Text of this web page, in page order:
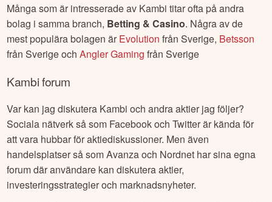
Många som är intresserade av Kambi titar ofta på andra
bolag i samma branch, Betting & Casino. Några av de
mest populära bolagen är Evolution frånSverige, Betsson
frånSverigeochAngler Gaming frånSverige
Kambiforum
Var kan jag diskutera Kambi och andra aktier jag följer?
Sociala nätverk så som Facebook och Twitter är kända för
att vara hubbar för aktiediskussioner. Men även
handelsplatser så som Avanza och Nordnet har sina egna
forum där användare kan diskutera aktier,
investeringsstrategier och marknadsnyheter.